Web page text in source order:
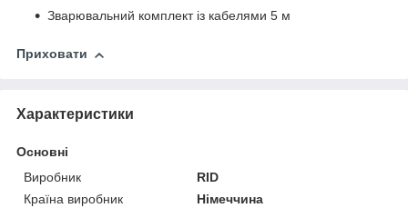
Зварювальний комплект із кабелями 5 м
Приховати
Характеристики
Основні
Виробник
RID
Країна виробник
Німеччина